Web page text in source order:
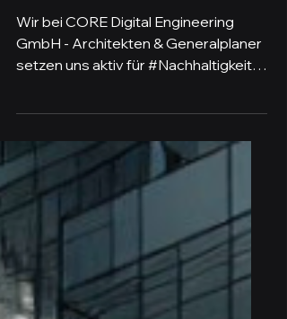
4. Apr. 2024 1 Min. Lesezeit
Wir sind Mitglied der
DGNB
Wir bei CORE Digital Engineering
GmbH - Architekten & Generalplaner
setzen uns aktiv für #Nachhaltigkeit
ein, denn für uns ist sie mehr...